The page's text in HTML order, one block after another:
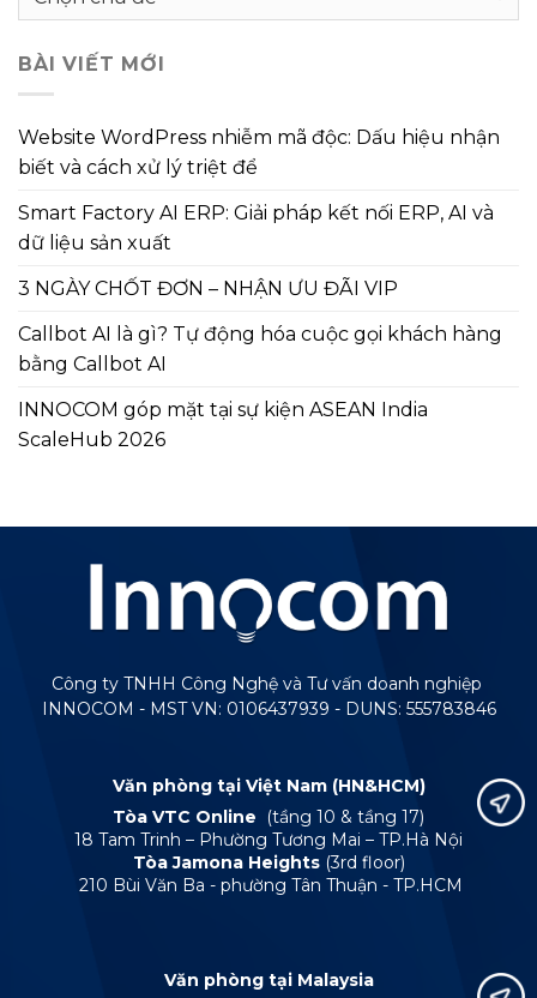
viết
BÀI VIẾT MỚI
Website WordPress nhiễm mã độc: Dấu hiệu nhận
biết và cách xử lý triệt để
Smart Factory AI ERP: Giải pháp kết nối ERP, AI và
dữ liệu sản xuất
3 NGÀY CHỐT ĐƠN – NHẬN ƯU ĐÃI VIP
Callbot AI là gì? Tự động hóa cuộc gọi khách hàng
bằng Callbot AI
INNOCOM góp mặt tại sự kiện ASEAN India
ScaleHub 2026
Công ty TNHH Công Nghệ và Tư vấn doanh nghiệp
INNOCOM - MST VN: 0106437939 - DUNS: 555783846
Văn phòng tại Việt Nam (HN&HCM)
Tòa VTC Online
(tầng 10 & tầng 17)
18 Tam Trinh – Phường Tương Mai – TP.Hà Nội
Tòa Jamona Heights (3rd floor)
210 Bùi Văn Ba - phường Tân Thuận - TP.HCM
Văn phòng tại Malaysia